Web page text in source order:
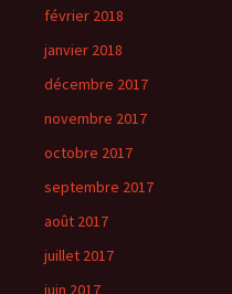
février 2018
janvier 2018
décembre 2017
novembre 2017
octobre 2017
septembre 2017
août 2017
juillet 2017
juin 2017